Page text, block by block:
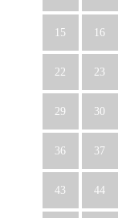
15 16
22 23
29 30
36 37
43 44